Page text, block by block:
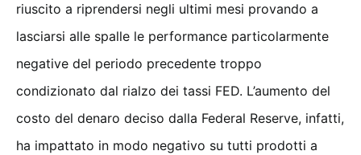
riuscito a riprendersi negli ultimi mesi provando a
lasciarsi alle spalle le performance particolarmente
negative del periodo precedente troppo
condizionato dal rialzo dei tassi FED. L’aumento del
costo del denaro deciso dalla Federal Reserve, infatti,
ha impattato in modo negativo su tutti prodotti a